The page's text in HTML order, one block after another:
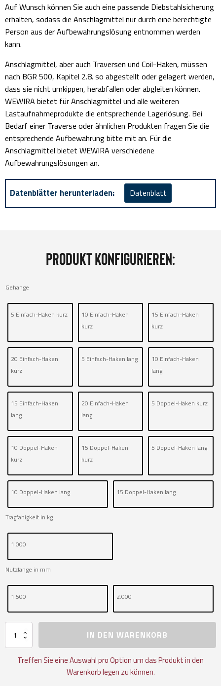
Auf Wunsch können Sie auch eine passende Diebstahlsicherung
erhalten, sodass die Anschlagmittel nur durch eine berechtigte
Person aus der Aufbewahrungslösung entnommen werden
kann.
Anschlagmittel, aber auch Traversen und Coil-Haken, müssen
nach BGR 500, Kapitel 2.8. so abgestellt oder gelagert werden,
dass sie nicht umkippen, herabfallen oder abgleiten können.
WEWIRA bietet für Anschlagmittel und alle weiteren
Lastaufnahmeprodukte die entsprechende Lagerlösung. Bei
Bedarf einer Traverse oder ähnlichen Produkten fragen Sie die
entsprechende Aufbewahrung bitte mit an. Für die
Anschlagmittel bietet WEWIRA verschiedene
Aufbewahrungslösungen an.
Datenblätter herunterladen: Datenblatt
Produkt konfigurieren:
Gehänge
5 Einfach-Haken kurz
10 Einfach-Haken
kurz
15 Einfach-Haken
kurz
20 Einfach-Haken
kurz
5 Einfach-Haken lang
10 Einfach-Haken
lang
15 Einfach-Haken
lang
20 Einfach-Haken
lang
5 Doppel-Haken kurz
10 Doppel-Haken
kurz
15 Doppel-Haken
kurz
5 Doppel-Haken lang
10 Doppel-Haken lang 15 Doppel-Haken lang
Tragfähigkeit in kg
1.000
Nutzlänge in mm
1.500 2.000
Magazin
Stationär
Menge
IN DEN WARENKORB
Treffen Sie eine Auswahl pro Option um das Produkt in den
Warenkorb legen zu können.